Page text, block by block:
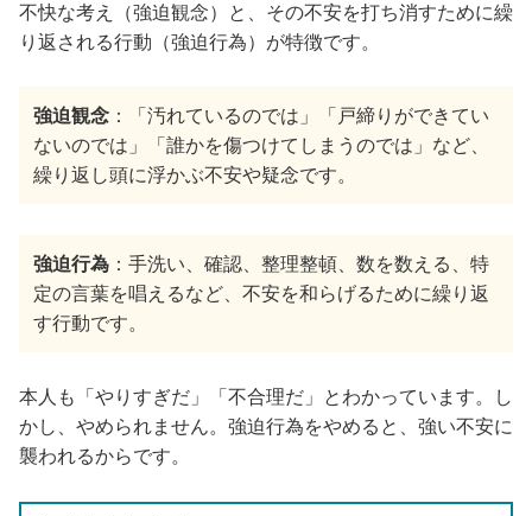
不快な考え（強迫観念）と、その不安を打ち消すために繰
り返される行動（強迫行為）が特徴です。
強迫観念 ：「汚れているのでは」「戸締りができてい
ないのでは」「誰かを傷つけてしまうのでは」など、
繰り返し頭に浮かぶ不安や疑念です。
強迫行為 ：手洗い、確認、整理整頓、数を数える、特
定の言葉を唱えるなど、不安を和らげるために繰り返
す行動です。
本人も「やりすぎだ」「不合理だ」とわかっています。し
かし、やめられません。強迫行為をやめると、強い不安に
襲われるからです。